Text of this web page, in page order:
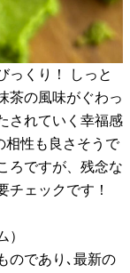
っくり！ しっと
茶の風味がぐわっ
されていく幸福感
相性も良さそうで
ろですが、残念な
チェックです！
）
のであり､最新の